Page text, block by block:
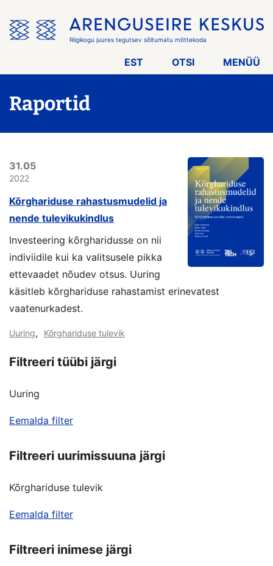
menüü
vahele
Riigikogu juures tegutsev sõltumatu mõttekoda
EST OTSI MENÜÜ
Raportid
31.05
2022
Kõrghariduse rahastusmudelid ja
nende tulevikukindlus
Investeering kõrgharidusse on nii
indiviidile kui ka valitsusele pikka
ettevaadet nõudev otsus. Uuring
käsitleb kõrghariduse rahastamist erinevatest
vaatenurkadest.
Uuring, Kõrghariduse tulevik
Filtreeri tüübi järgi
Uuring
Eemalda filter
Filtreeri uurimissuuna järgi
Kõrghariduse tulevik
Eemalda filter
Filtreeri inimese järgi